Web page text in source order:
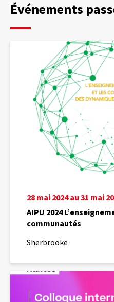
Événements
AIPU 2024
communautés
28 mai 2024 au 31 mai
Sherbrooke
L’enseignement
supérieur
communautés
DIRES-
Diversité